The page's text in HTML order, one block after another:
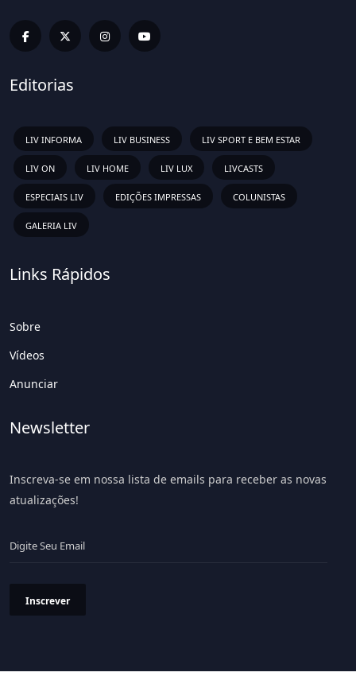
Editorias
LIV INFORMA LIV BUSINESS LIV SPORT E BEM ESTAR
LIV ON LIV HOME LIV LUX LIVCASTS
ESPECIAIS LIV EDIÇÕES IMPRESSAS COLUNISTAS
GALERIA LIV
Links Rápidos
Sobre
Vídeos
Anunciar
Newsletter
Inscreva-se em nossa lista de emails para receber as novas
atualizações!
Inscrever